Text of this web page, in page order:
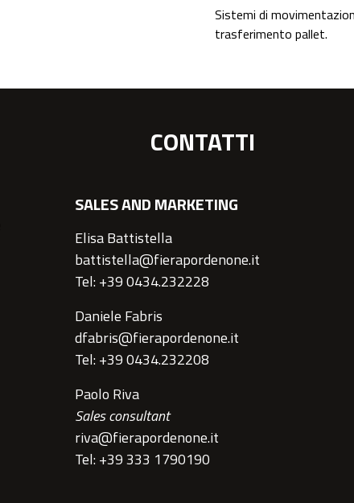
Sistemi di
trasferimento pallet.
CONTATTI
SALES AND MARKETING
Elisa Battistella
battistella@fierapordenone.it
Tel: +39 0434.232228
Daniele Fabris
dfabris@fierapordenone.it
Tel: +39 0434.232208
Paolo Riva
Sales consultant
riva@fierapordenone.it
Tel: +39 333 1790190